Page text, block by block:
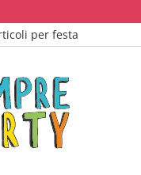
per festa